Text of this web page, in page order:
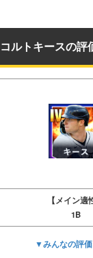
コルトキースの評
【メイン適
1B
▼みんなの評